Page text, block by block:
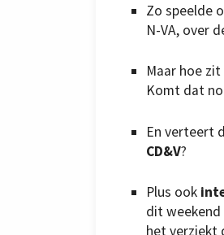
Zo speelde
N-VA, over
Maar hoe
Komt dat
En verteert
CD&V?
Plus ook
dit
het verziekt